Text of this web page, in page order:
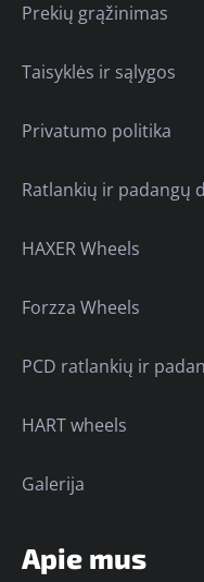
Prekių grąžinimas
Taisyklės ir sąlygos
Privatumo politika
Ratlankių ir padangų
HAXER Wheels
Forzza Wheels
PCD ratlankių ir
HART wheels
Galerija
Apie mus